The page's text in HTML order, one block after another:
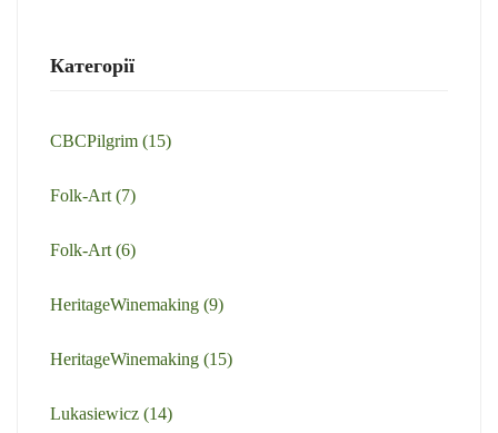
Категорії
CBCPilgrim (15)
Folk-Art (7)
Folk-Art (6)
HeritageWinemaking (9)
HeritageWinemaking (15)
Lukasiewicz (14)